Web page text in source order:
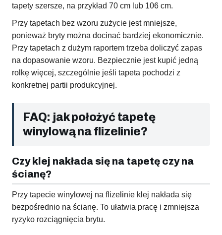
tapety szersze, na przykład 70 cm lub 106 cm.
Przy tapetach bez wzoru zużycie jest mniejsze,
ponieważ bryty można docinać bardziej ekonomicznie.
Przy tapetach z dużym raportem trzeba doliczyć zapas
na dopasowanie wzoru. Bezpiecznie jest kupić jedną
rolkę więcej, szczególnie jeśli tapeta pochodzi z
konkretnej partii produkcyjnej.
FAQ: jak położyć tapetę
winylową na flizelinie?
Czy klej nakłada się na tapetę czy na
ścianę?
Przy tapecie winylowej na flizelinie klej nakłada się
bezpośrednio na ścianę. To ułatwia pracę i zmniejsza
ryzyko rozciągnięcia brytu.